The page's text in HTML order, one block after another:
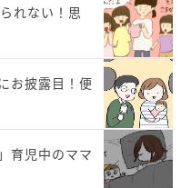
れない！思
お披露目！便
育児中のママ